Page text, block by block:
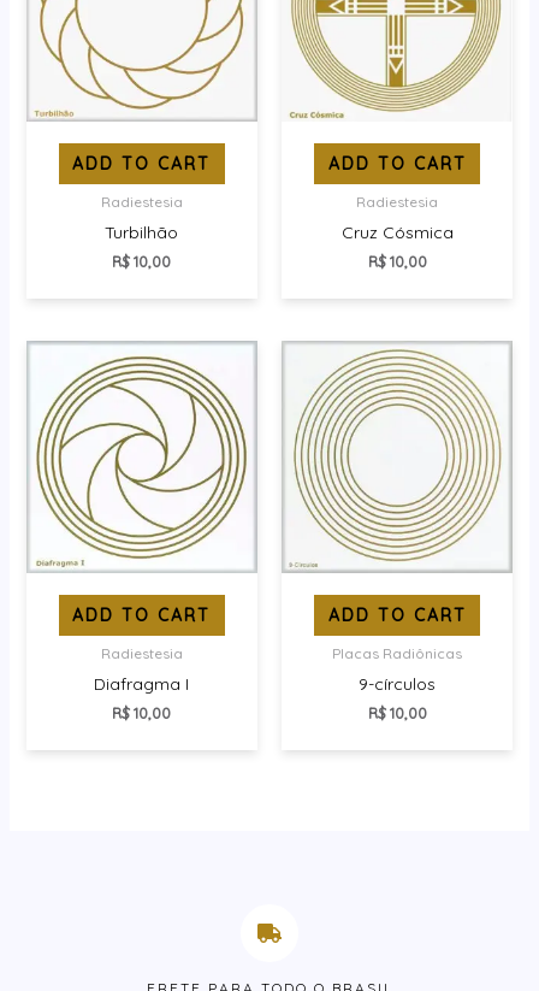
ADD TO CART
Radiestesia
Turbilhão
R$10,00
ADD TO CART
Radiestesia
Cruz Cósmica
R$10,00
ADD TO CART
Radiestesia
Diafragma I
R$10,00
ADD TO CART
Placas Radiônicas
9-círculos
R$10,00